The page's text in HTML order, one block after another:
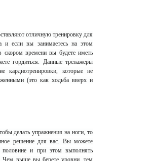
отличную тренировку для
и если вы занимаетесь на этом
скором времени вы будете иметь
гордиться. Данные тренажеры
кардиотренировки, которые не
(это как ходьба вверх и
делать упражнения на ноги, то
решение для вас. Вы можете
и при этом выполнять
Чем выше вы берете уровни, тем